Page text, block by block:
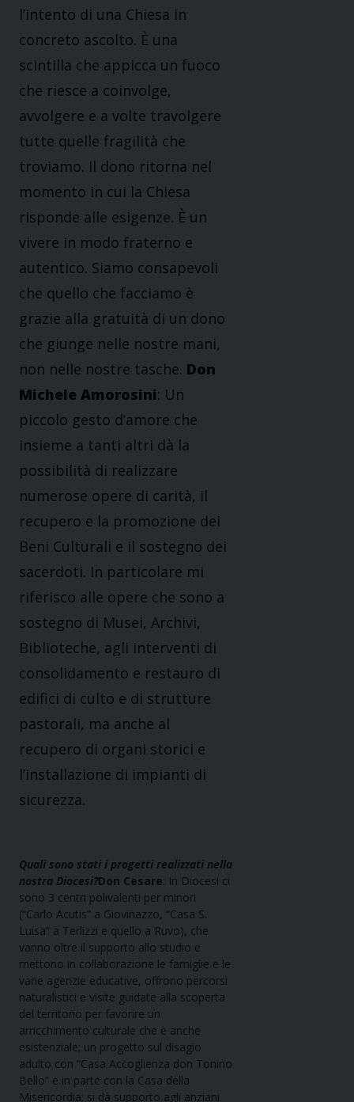
l’intento di una Chiesa in
concreto ascolto. È una
scintilla che appicca un fuoco
che riesce a coinvolge,
avvolgere e a volte travolgere
tutte quelle fragilità che
troviamo. Il dono ritorna nel
momento in cui la Chiesa
risponde alle esigenze. È un
vivere in modo fraterno e
autentico. Siamo consapevoli
che quello che facciamo è
grazie alla gratuità di un dono
che giunge nelle nostre mani,
non nelle nostre tasche. Don
Michele Amorosini: Un
piccolo gesto d’amore che
insieme a tanti altri dà la
possibilità di realizzare
numerose opere di carità, il
recupero e la promozione dei
Beni Culturali e il sostegno dei
sacerdoti. In particolare mi
riferisco alle opere che sono a
sostegno di Musei, Archivi,
Biblioteche, agli interventi di
consolidamento e restauro di
edifici di culto e di strutture
pastorali, ma anche al
recupero di organi storici e
l’installazione di impianti di
sicurezza.
Quali sono stati i progetti realizzati nella
nostra Diocesi?Don Cesare: In Diocesi ci
sono 3 centri polivalenti per minori
(“Carlo Acutis” a Giovinazzo, “Casa S.
Luisa” a Terlizzi e quello a Ruvo), che
vanno oltre il supporto allo studio e
mettono in collaborazione le famiglie e le
varie agenzie educative, offrono percorsi
naturalistici e visite guidate alla scoperta
del territorio per favorire un
arricchimento culturale che è anche
esistenziale; un progetto sul disagio
adulto con “Casa Accoglienza don Tonino
Bello” e in parte con la Casa della
Misericordia; si dà supporto agli anziani